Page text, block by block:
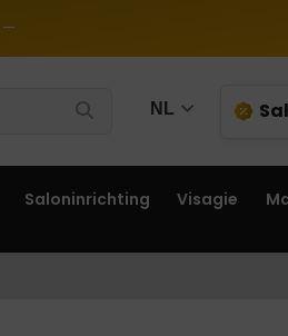
—
NL
Saloninrichting Visagie